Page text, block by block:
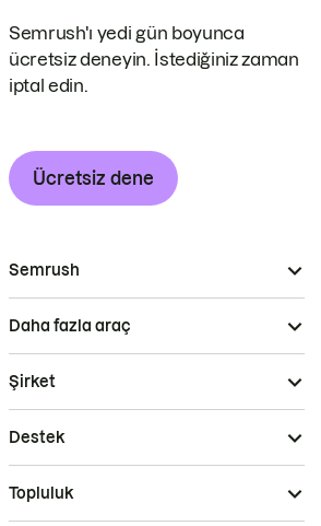
Semrush'ı yedi gün boyunca
ücretsiz deneyin. İstediğiniz zaman
iptal edin.
Ücretsiz dene
Semrush
Daha fazla araç
Şirket
Destek
Topluluk